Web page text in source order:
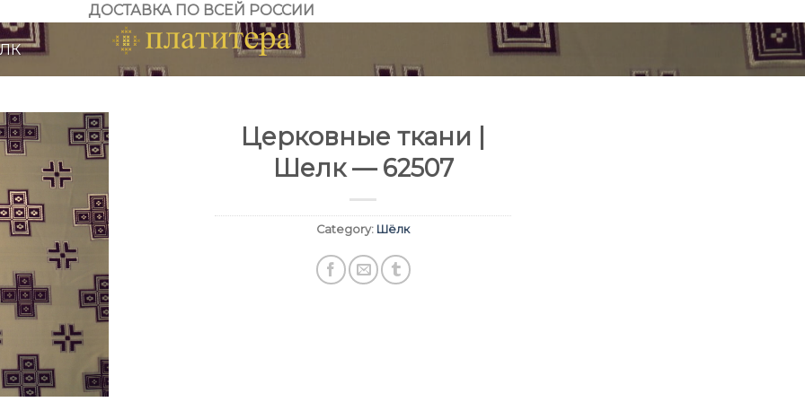
ДОСТАВКА ПО ВСЕЙ РОССИИ
Церковные ткани |
Шелк — 62507
Category: Шёлк